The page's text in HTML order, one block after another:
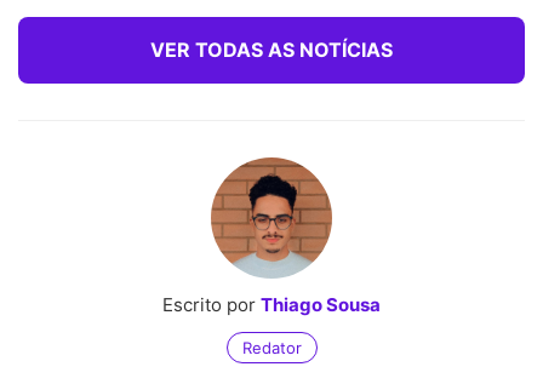
VER TODAS AS NOTÍCIAS
Escrito por Thiago Sousa
Redator